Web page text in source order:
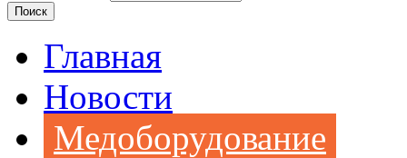
Главная
Новости
Медоборудование